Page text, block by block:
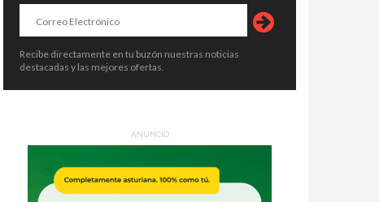
Recibe directamente en tu buzón nuestras noticias
destacadas y las mejores ofertas.
ANUNCIO